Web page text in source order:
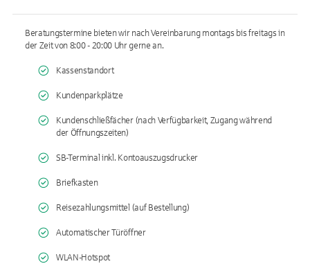
Beratungstermine bieten wir nach Vereinbarung montags bis freitags in
der Zeit von 8:00 - 20:00 Uhr gerne an.
Kassenstandort
Kundenparkplätze
Kundenschließfächer (nach Verfügbarkeit, Zugang während
der Öffnungszeiten)
SB-Terminal inkl. Kontoauszugsdrucker
Briefkasten
Reisezahlungsmittel (auf Bestellung)
Automatischer Türöffner
WLAN-Hotspot